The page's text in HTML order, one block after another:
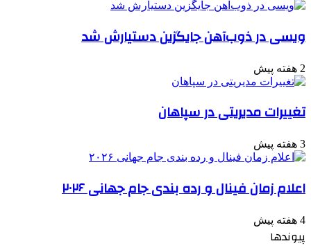
ویسی در ذوب‌آهن جایگزین دستیارش شد
2 هفته پیش
تغییرات مدیریتی در سپاهان
3 هفته پیش
اعلام زمان فینال و رده بندی جام جهانی ۲۰۲۶
4 هفته پیش
پیوندها